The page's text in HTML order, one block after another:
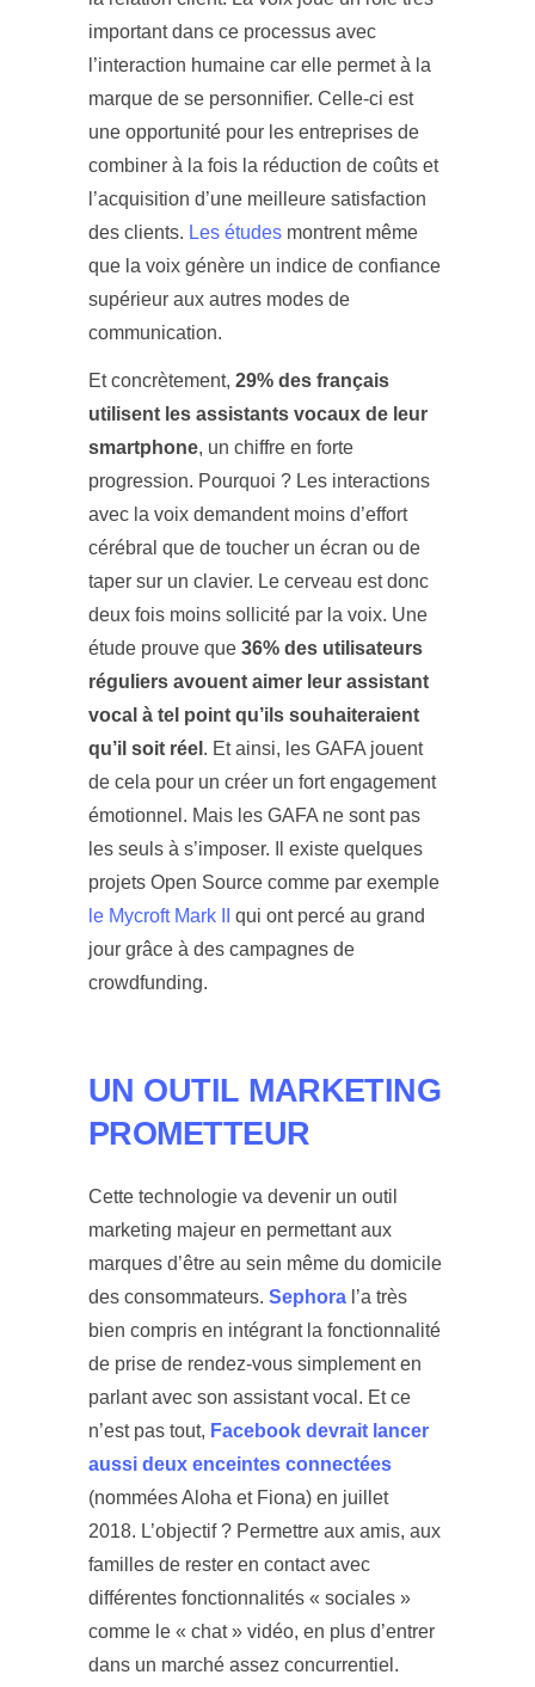
important dans ce processus avec
l’interaction humaine car elle permet à la
marque de se personnifier. Celle-ci est
une opportunité pour les entreprises de
combiner à la fois la réduction de coûts et
l’acquisition d’une meilleure satisfaction
des clients. Les études montrent même
que la voix génère un indice de confiance
supérieur aux autres modes de
communication.
Et concrètement, 29% des français
utilisent les assistants vocaux de leur
smartphone, un chiffre en forte
progression. Pourquoi ? Les interactions
avec la voix demandent moins d’effort
cérébral que de toucher un écran ou de
taper sur un clavier. Le cerveau est donc
deux fois moins sollicité par la voix. Une
étude prouve que 36% des utilisateurs
réguliers avouent aimer leur assistant
vocal à tel point qu’ils souhaiteraient
qu’il soit réel . Et ainsi, les GAFA jouent
de cela pour un créer un fort engagement
émotionnel. Mais les GAFA ne sont pas
les seuls à s’imposer. Il existe quelques
projets Open Source comme par exemple
le Mycroft Mark II
qui ont percé au grand
jour grâce à des campagnes de
crowdfunding.
UN OUTIL MARKETING
PROMETTEUR
Cette technologie va devenir un outil
marketing majeur en permettant aux
marques d’être au sein même du domicile
des consommateurs. Sephora l’a très
bien compris en intégrant la fonctionnalité
de prise de rendez-vous simplement en
parlant avec son assistant vocal. Et ce
n’est pas tout, Facebook devrait lancer
aussi deux enceintes connectées
(nommées Aloha et Fiona) en juillet
2018. L’objectif ? Permettre aux amis, aux
familles de rester en contact avec
différentes fonctionnalités « sociales »
comme le « chat » vidéo, en plus d’entrer
dans un marché assez concurrentiel.